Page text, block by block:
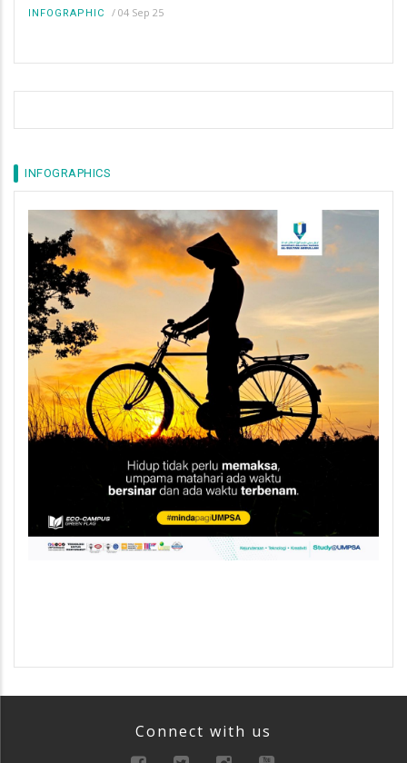
INFOGRAPHIC / 04 Sep 25
INFOGRAPHICS
Connect with us